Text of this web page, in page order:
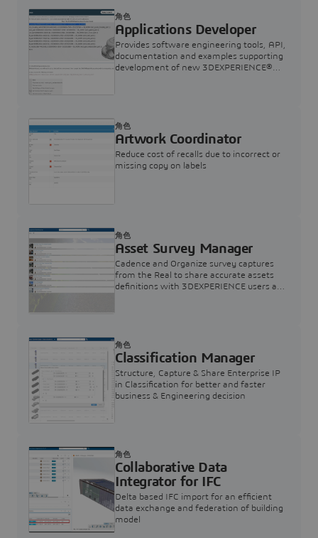
Applications Developer
Provides software engineering tools, API,
documentation and examples supporting
development of new 3DEXPERIENCE®
角色
Artwork Coordinator
Reduce cost of recalls due to incorrect or
missing copy on labels
角色
Asset Survey Manager
Cadence and Organize survey captures
from the Real to share accurate assets
definitions with 3DEXPERIENCE users any
角色
Classification Manager
Structure, Capture & Share Enterprise IP
in Classification for better and faster
business & Engineering decision
角色
Collaborative Data
Integrator for IFC
Delta based IFC import for an efficient
data exchange and federation of building
model
角色